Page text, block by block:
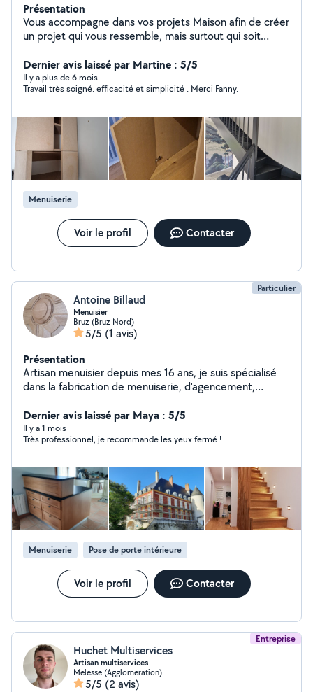
Présentation
Vous accompagne dans vos projets Maison afin de créer
un projet qui vous ressemble, mais surtout qui soit
dans son financement. Réalise des plans 2D/3D, une
étape souvent nécessaire pour mieux se projeter, et
optimiser les petits espaces. Vous
décoration. Monte seule ou avec vous, des meubles en
kit, pose de tringles/stores/cadres/luminaires Réalise
seule ou avec vous, des travaux de
peinture/ponçage/décoration/pose de papier
peint/pose de parquet flottant/crédence faïence
Réalise couture de rideaux/abat-jour.
Dernier avis laissé par Martine : 5/5
Il y a plus de 6 mois
Travail très soigné. efficacité et simplicité . Merci Fanny.
Menuiserie
Voir le profil Contacter
Particulier
Antoine Billaud
Menuisier
Bruz (Bruz Nord)
5/5 (1 avis)
Présentation
Artisan menuisier depuis mes 16 ans, je suis spécialisé
dans la fabrication de menuiserie, d'agencement,
mes ouvrages de A à Z.
Dernier avis laissé par Maya : 5/5
Il y a 1 mois
Très professionnel, je recommande les yeux fermé !
Menuiserie Pose de porte intérieure
Voir le profil Contacter
Entreprise
Huchet Multiservices
Artisan multiservices
Melesse (Agglomeration)
5/5 (2 avis)